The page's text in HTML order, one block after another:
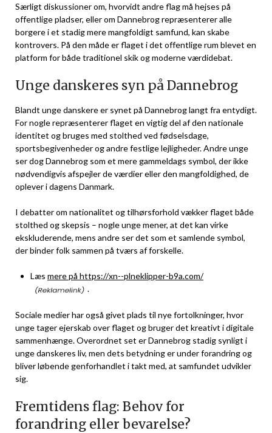
Særligt diskussioner om, hvorvidt andre flag må hejses på
offentlige pladser, eller om Dannebrog repræsenterer alle
borgere i et stadig mere mangfoldigt samfund, kan skabe
kontrovers. På den måde er flaget i det offentlige rum blevet en
platform for både traditionel skik og moderne værdidebat.
Unge danskeres syn på Dannebrog
Blandt unge danskere er synet på Dannebrog langt fra entydigt.
For nogle repræsenterer flaget en vigtig del af den nationale
identitet og bruges med stolthed ved fødselsdage,
sportsbegivenheder og andre festlige lejligheder. Andre unge
ser dog Dannebrog som et mere gammeldags symbol, der ikke
nødvendigvis afspejler de værdier eller den mangfoldighed, de
oplever i dagens Danmark.
I debatter om nationalitet og tilhørsforhold vækker flaget både
stolthed og skepsis – nogle unge mener, at det kan virke
ekskluderende, mens andre ser det som et samlende symbol,
der binder folk sammen på tværs af forskelle.
Læs mere på https://xn--plneklipper-b9a.com/
.
Sociale medier har også givet plads til nye fortolkninger, hvor
unge tager ejerskab over flaget og bruger det kreativt i digitale
sammenhænge. Overordnet set er Dannebrog stadig synligt i
unge danskeres liv, men dets betydning er under forandring og
bliver løbende genforhandlet i takt med, at samfundet udvikler
sig.
Fremtidens flag: Behov for
forandring eller bevarelse?